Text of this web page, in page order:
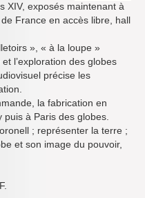
XIV, exposés maintenant à
France en accès libre, hall
», « à la loupe »
l’exploration des globes
précise les
la fabrication en
puis à Paris des globes.
; représenter la terre ;
et son image du pouvoir,